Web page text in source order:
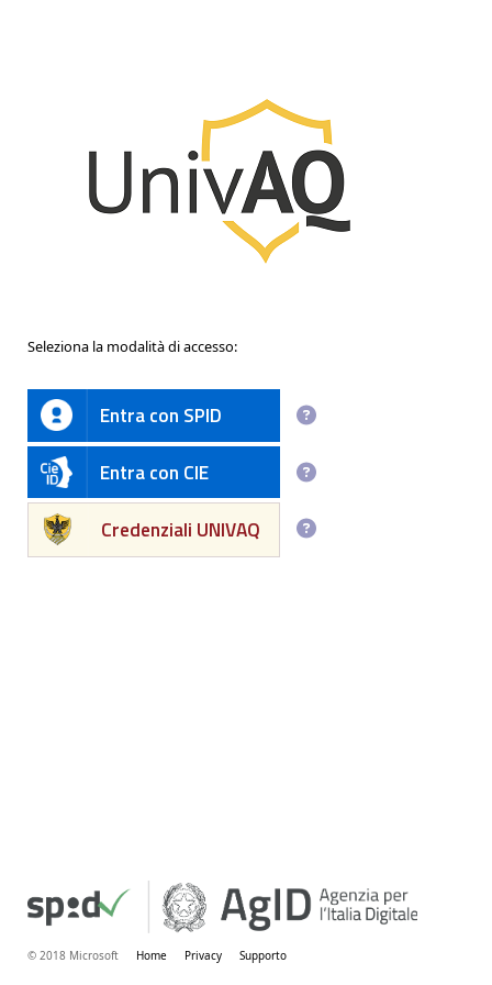
Seleziona la modalità di accesso:
Entra con SPID
Entra con CIE
Credenziali UNIVAQ
© 2018 Microsoft Home Privacy Supporto